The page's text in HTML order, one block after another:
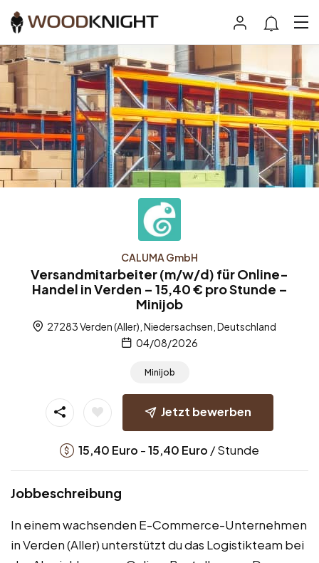
CALUMA GmbH
Versandmitarbeiter (m/w/d) für Online-
Handel in Verden – 15,40 € pro Stunde –
Minijob
27283 Verden (Aller), Niedersachsen, Deutschland
04/08/2026
Minijob
Jetzt bewerben
15,40 Euro -15,40 Euro / Stunde
Jobbeschreibung
In einem wachsenden E-Commerce-Unternehmen
in Verden (Aller) unterstützt du das Logistikteam bei